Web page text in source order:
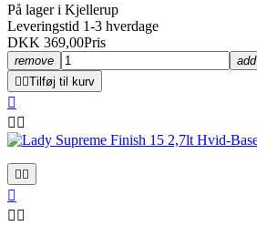
På lager i Kjellerup
Leveringstid 1-3 hverdage
DKK 369,00Pris
remove
add
Tilføj til kurv

 


 